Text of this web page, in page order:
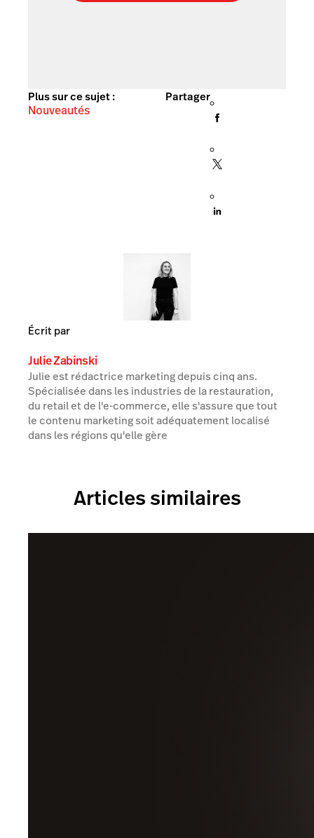
Plus sur ce sujet :
Nouveautés
Partager
Écrit par
Julie Zabinski
Julie est rédactrice marketing depuis cinq ans.
Spécialisée dans les industries de la restauration,
du retail et de l'e-commerce, elle s'assure que tout
le contenu marketing soit adéquatement localisé
dans les régions qu'elle gère
Articles similaires